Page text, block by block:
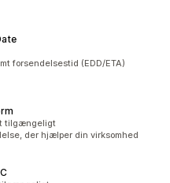
forsendelsestid (EDD/ETA)
tilgængeligt
der hjælper din virksomhed